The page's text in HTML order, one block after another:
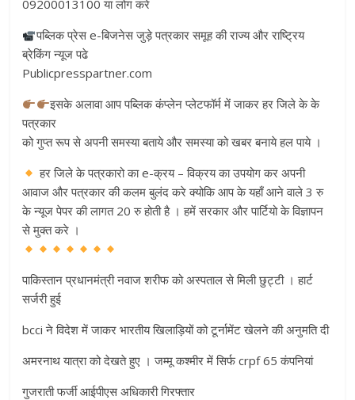
09200013100 या लोग करे
पब्लिक प्रेस e-बिजनेस जुड़े पत्रकार समूह की राज्य और राष्ट्रिय
ब्रेकिंग न्यूज पढे
Publicpresspartner.com
इसके अलावा आप पब्लिक कंप्लेन प्लेटफॉर्म में जाकर हर जिले के के
पत्रकार
को गुप्त रूप से अपनी समस्या बताये और समस्या को खबर बनाये हल पाये ।
हर जिले के पत्रकारो का e-क्रय – विक्रय का उपयोग कर अपनी
आवाज और पत्रकार की कलम बुलंद करे क्योकि आप के यहाँ आने वाले 3 रु
के न्यूज पेपर की लागत 20 रु होती है । हमें सरकार और पार्टियो के विज्ञापन
से मुक्त करे ।
पाकिस्तान प्रधानमंत्री नवाज शरीफ को अस्पताल से मिली छुट्टी । हार्ट
सर्जरी हुई
bcci ने विदेश में जाकर भारतीय खिलाड़ियों को टूर्नामेंट खेलने की अनुमति दी
अमरनाथ यात्रा को देखते हुए । जम्मू कश्मीर में सिर्फ crpf 65 कंपनियां
गुजराती फर्जी आईपीएस अधिकारी गिरफ्तार